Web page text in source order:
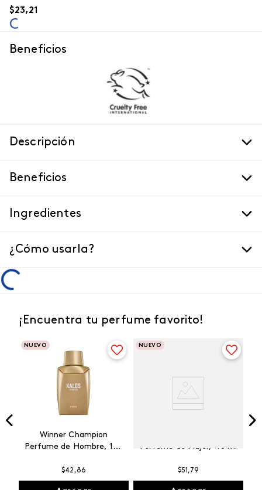
$23,21
Beneficios
Descripción
Beneficios
Ingredientes
¿Cómo usarla?
¡Encuentra tu perfume favorito!
NUEVO
Winner Champion
Perfume de Hombre, 100
$42 ,86
NUEVO
Perfume de Mujer, 45 ml
$51 ,79